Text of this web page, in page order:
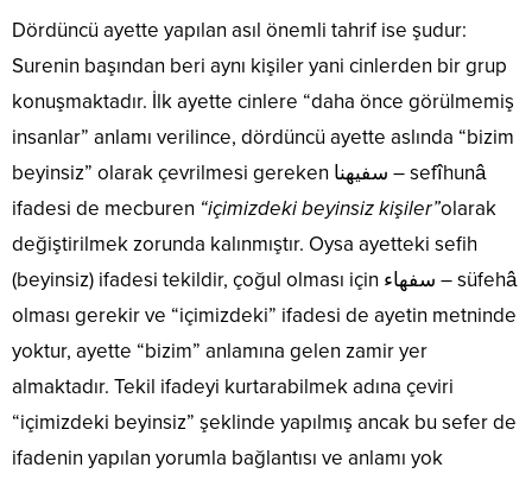
Dördüncü ayette yapılan asıl önemli tahrif ise şudur:
Surenin başından beri aynı kişiler yani cinlerden bir grup
konuşmaktadır. İlk ayette cinlere “daha önce görülmemiş
insanlar” anlamı verilince, dördüncü ayette aslında “bizim
beyinsiz” olarak çevrilmesi gereken سفيهنا – sefîhunâ
ifadesi de mecburen “içimizdeki beyinsiz kişiler”olarak
değiştirilmek zorunda kalınmıştır. Oysa ayetteki sefih
(beyinsiz) ifadesi tekildir, çoğul olması için سفهاء – süfehâ
olması gerekir ve “içimizdeki” ifadesi de ayetin metninde
yoktur, ayette “bizim” anlamına gelen zamir yer
almaktadır. Tekil ifadeyi kurtarabilmek adına çeviri
“içimizdeki beyinsiz” şeklinde yapılmış ancak bu sefer de
ifadenin yapılan yorumla bağlantısı ve anlamı yok